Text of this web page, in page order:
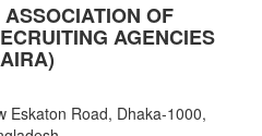
OF
AGENCIES
Eskaton Road, Dhaka-1000,